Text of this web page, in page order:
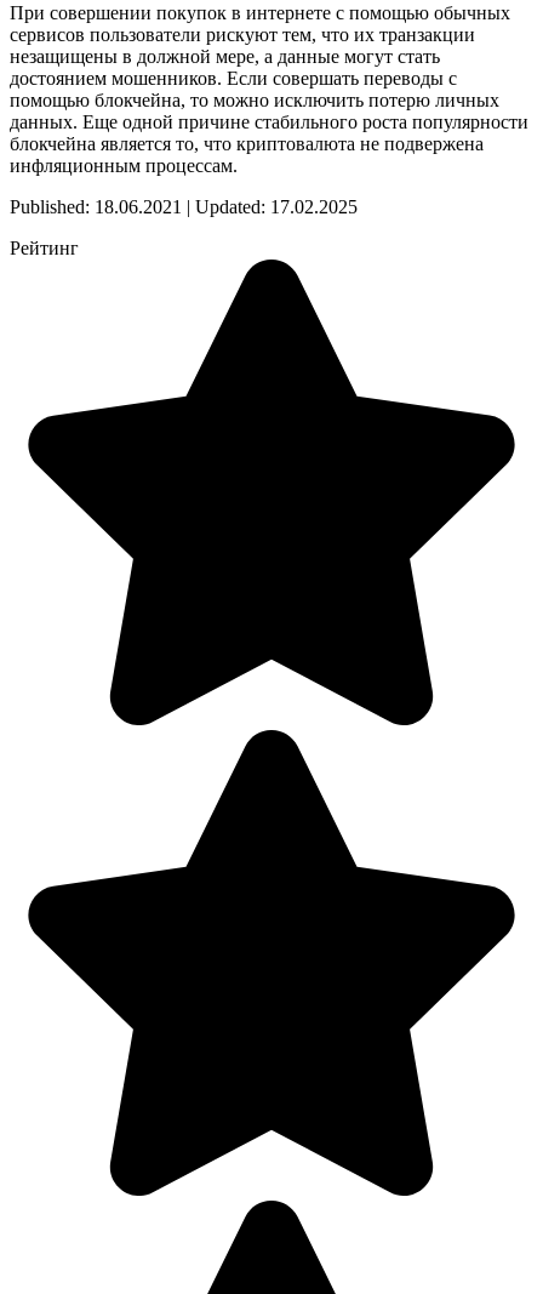
При совершении покупок в интернете с помощью обычных
сервисов пользователи рискуют тем, что их транзакции
незащищены в должной мере, а данные могут стать
достоянием мошенников. Если совершать переводы с
помощью блокчейна, то можно исключить потерю личных
данных. Еще одной причине стабильного роста популярности
блокчейна является то, что криптовалюта не подвержена
инфляционным процессам.
Published: 18.06.2021 | Updated: 17.02.2025
Рейтинг